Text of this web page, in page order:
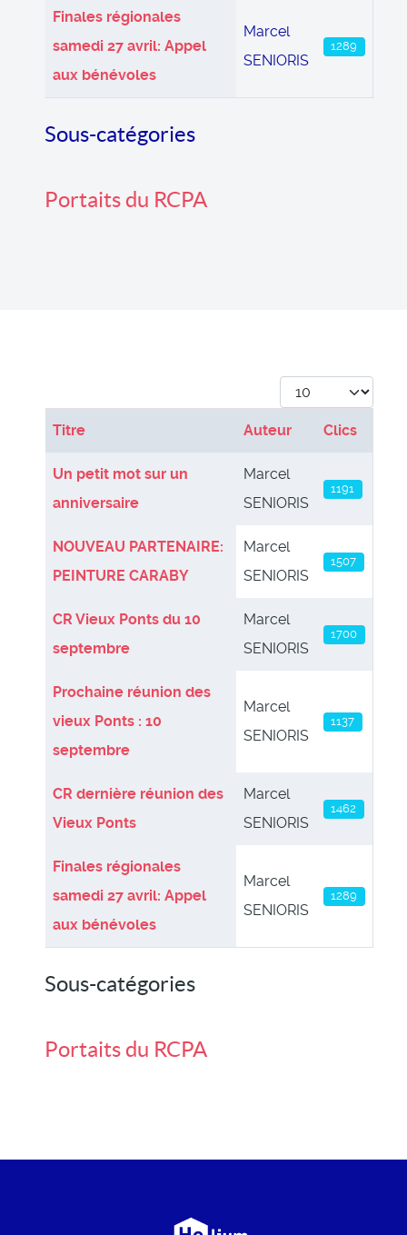
Finales régionales
samedi 27 avril: Appel
aux bénévoles
Marcel
SENIORIS
1289
Sous-catégories
Portaits du RCPA
Afficher #
Articles
Titre Auteur Clics
Un petit mot sur un
anniversaire
Marcel
SENIORIS
1191
NOUVEAU PARTENAIRE:
PEINTURE CARABY
Marcel
SENIORIS
1507
CR Vieux Ponts du 10
septembre
Marcel
SENIORIS
1700
Prochaine réunion des
vieux Ponts : 10
septembre
Marcel
SENIORIS
1137
CR dernière réunion des
Vieux Ponts
Marcel
SENIORIS
1462
Finales régionales
samedi 27 avril: Appel
aux bénévoles
Marcel
SENIORIS
1289
Sous-catégories
Portaits du RCPA